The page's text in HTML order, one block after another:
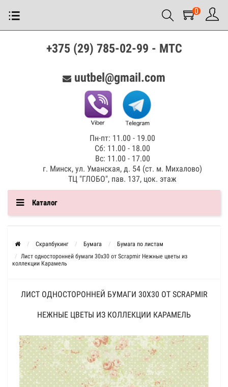
0
+375 (29) 785-02-99 - МТС
uutbel@gmail.com
Пн-пт: 11.00 - 19.00
Сб: 11.00 - 18.00
Вс: 11.00 - 17.00
г. Минск, ул. Уманская, д. 54 (ст. м. Михалово)
ТЦ "ГЛОБО", пав. 137, цок. этаж
Каталог
Скрапбукинг Бумага
Бумага по листам
Лист односторонней бумаги 30x30 от Scrapmir Нежные цветы из
коллекции Карамель
ЛИСТ ОДНОСТОРОННЕЙ БУМАГИ 30X30 ОТ SCRAPMIR
НЕЖНЫЕ ЦВЕТЫ ИЗ КОЛЛЕКЦИИ КАРАМЕЛЬ